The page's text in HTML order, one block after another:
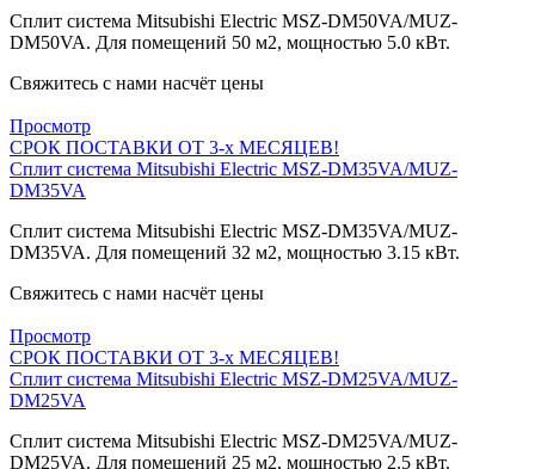
Сплит система Mitsubishi Electric MSZ-DM50VA/MUZ-
DM50VA. Для помещений 50 м2, мощностью 5.0 кВт.
Свяжитесь с нами насчёт цены
Просмотр
СРОК ПОСТАВКИ ОТ 3-х МЕСЯЦЕВ!
Сплит система Mitsubishi Electric MSZ-DM35VA/MUZ-
DM35VA
Сплит система Mitsubishi Electric MSZ-DM35VA/MUZ-
DM35VA. Для помещений 32 м2, мощностью 3.15 кВт.
Свяжитесь с нами насчёт цены
Просмотр
СРОК ПОСТАВКИ ОТ 3-х МЕСЯЦЕВ!
Сплит система Mitsubishi Electric MSZ-DM25VA/MUZ-
DM25VA
Сплит система Mitsubishi Electric MSZ-DM25VA/MUZ-
DM25VA. Для помещений 25 м2, мощностью 2.5 кВт.